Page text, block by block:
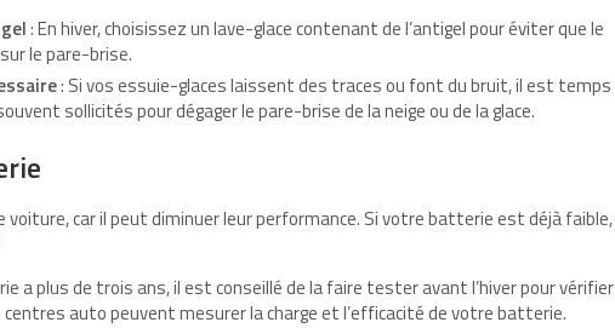
: En hiver, choisissez un lave-glace contenant de l’antigel pour éviter que le
le pare-brise.
: Si vos essuie-glaces laissent des traces ou font du bruit, il est temps
sollicités pour dégager le pare-brise de la neige ou de la glace.
car il peut diminuer leur performance. Si votre batterie est déjà faible,
a plus de trois ans, il est conseillé de la faire tester avant l’hiver pour vérifier
centres auto peuvent mesurer la charge et l’efficacité de votre batterie.